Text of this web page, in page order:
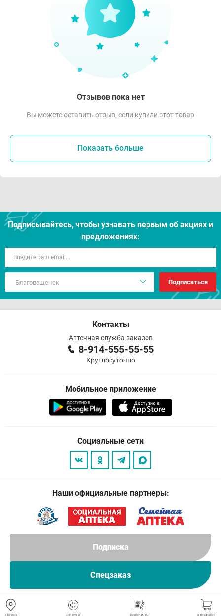
город аптека профиль корзина
Подписка
Спецзаказ
Отзывов пока нет
Вы можете оставить отзыв, если купили этот товар
Показать больше
Подписывайтесь, чтобы узнавать первым об акцияx и
предложениях:
Подписаться
Контакты
Аптечная служба заказов
8-914-555-55-55
Круглосуточно
Мобильное приложение
Социальные сети
Наши официальные партнеры: